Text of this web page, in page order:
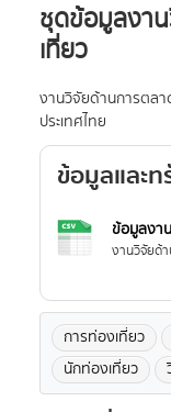
ชุดข้อมูลงา
เที่ยว
งานวิจัยด้านการตลา
ประเทศไทย
ข้อมูลและ
ข้อมูลงา
การท่องเที่ยว
นักท่องเที่ยว